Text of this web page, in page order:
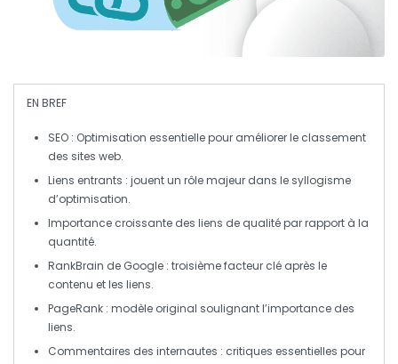
EN BREF
SEO : Optimisation essentielle pour améliorer le classement
des sites web.
Liens entrants : jouent un rôle majeur dans le syllogisme
d’optimisation.
Importance croissante des liens de qualitépar rapport à la
quantité.
RankBrain de Google : troisième facteur clé après le
contenu et les liens.
PageRank : modèle original soulignant l’importance des
liens.
Commentaires des internautes : critiques essentielles pour